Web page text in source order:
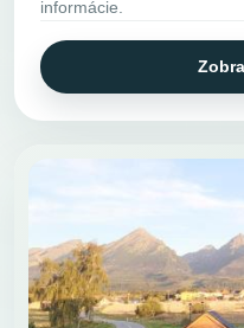
informácie.